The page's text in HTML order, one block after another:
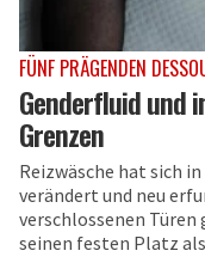
FÜNF PRÄGENDEN
Genderfluid und
Grenzen
Reizwäsche hat sich
verändert und neu
verschlossenen
seinen festen Platz